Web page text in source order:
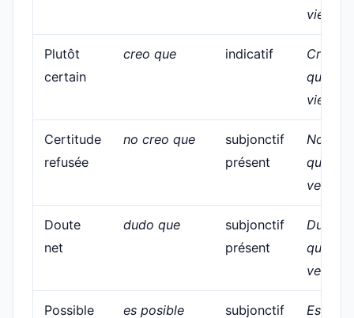
viene.
Plutôt
certain
creo que indicatif
Creo
que
viene.
Certitude
refusée
no creo que
subjonctif
présent
No creo
que
venga.
Doute
net
dudo que
subjonctif
présent
Dudo
que
venga.
Possible
es posible
subjonctif
Es